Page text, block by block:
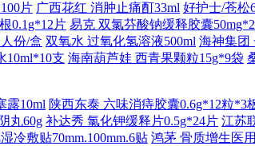
片 广西花红 消肿止痛酊33ml 好护士/苍松
0.1g*12片 易克 双氯芬酸钠缓释胶囊
份/盒 双氧水 过氧化氢溶液500ml 海神集团
10ml*10支 海南葫芦娃 西青果颗粒15g*9袋
露10ml 陕西东泰 六味消痔胶囊0.6g*12粒*3
丸60g 补达秀 氯化钾缓释片0.5g*24片 江苏
冷敷贴70mm.100mm.6贴 鸿茅 骨质增生医